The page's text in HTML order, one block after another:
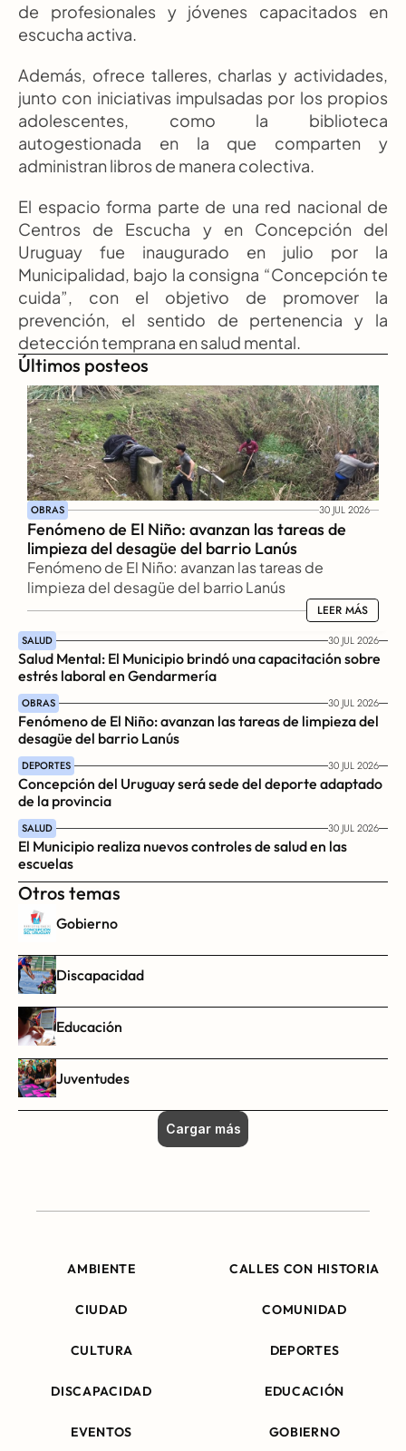
de profesionales y jóvenes capacitados en
escucha activa.
Además, ofrece talleres, charlas y actividades,
junto con iniciativas impulsadas por los propios
adolescentes, como la biblioteca
autogestionada en la que comparten y
administran libros de manera colectiva.
El espacio forma parte de una red nacional de
Centros de Escucha y en Concepción del
Uruguay fue inaugurado en julio por la
Municipalidad, bajo la consigna “Concepción te
cuida”, con el objetivo de promover la
prevención, el sentido de pertenencia y la
detección temprana en salud mental.
Últimos posteos
OBRAS 30 JUL 2026
Fenómeno de El Niño: avanzan las tareas de
limpieza del desagüe del barrio Lanús
Fenómeno de El Niño: avanzan las tareas de
limpieza del desagüe del barrio Lanús
LEER MÁS
LEER MÁS
SALUD 30 JUL 2026
Salud Mental: El Municipio brindó una capacitación sobre
estrés laboral en Gendarmería
OBRAS 30 JUL 2026
Fenómeno de El Niño: avanzan las tareas de limpieza del
desagüe del barrio Lanús
DEPORTES 30 JUL 2026
Concepción del Uruguay será sede del deporte adaptado
de la provincia
SALUD 30 JUL 2026
El Municipio realiza nuevos controles de salud en las
escuelas
Otros temas
Gobierno
Discapacidad
Educación
Juventudes
Cargar más
AMBIENTE CALLES CON HISTORIA
CIUDAD COMUNIDAD
CULTURA DEPORTES
DISCAPACIDAD EDUCACIÓN
EVENTOS GOBIERNO